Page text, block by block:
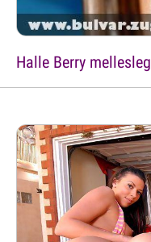
Halle Berry mellesleg